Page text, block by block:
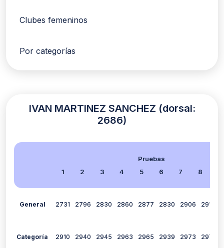
Clubes femeninos
Por categorías
IVAN MARTINEZ SANCHEZ (dorsal:
2686)
Pruebas
1
2 3 4 5 6 7 8
General 2731 2796 2830 2860 2877 2830 2906 2918
Categoría 2910 2940 2945 2963 2965 2939 2973 2977